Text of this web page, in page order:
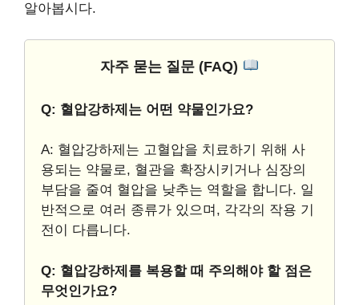
알아봅시다.
자주 묻는 질문 (FAQ)
Q: 혈압강하제는 어떤 약물인가요?
A: 혈압강하제는 고혈압을 치료하기 위해 사
용되는 약물로, 혈관을 확장시키거나 심장의
부담을 줄여 혈압을 낮추는 역할을 합니다. 일
반적으로 여러 종류가 있으며, 각각의 작용 기
전이 다릅니다.
Q: 혈압강하제를 복용할 때 주의해야 할 점은
무엇인가요?